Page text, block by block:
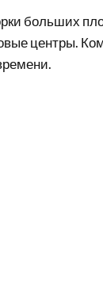
больших
центры.